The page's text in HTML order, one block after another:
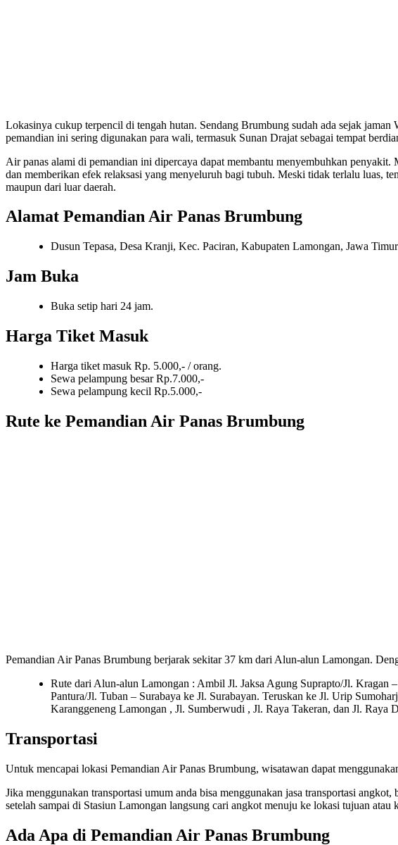
Lokasinya cukup terpencil di tengah hutan. Sendang Brumbung sudah ada sejak
pemandian ini sering digunakan para wali, termasuk Sunan Drajat sebagai tempat
Air panas alami di pemandian ini dipercaya dapat membantu menyembuhkan
dan memberikan efek relaksasi yang menyeluruh bagi tubuh. Meski tidak terlalu luas,
maupun dari luar daerah.
Alamat Pemandian Air Panas Brumbung
Dusun Tepasa, Desa Kranji, Kec. Paciran, Kabupaten Lamongan, Jawa
Jam Buka
Buka setip hari 24 jam.
Harga Tiket Masuk
Harga tiket masuk Rp. 5.000,- / orang.
Sewa pelampung besar Rp.7.000,-
Sewa pelampung kecil Rp.5.000,-
Rute ke Pemandian Air Panas Brumbung
Pemandian Air Panas Brumbung berjarak sekitar 37 km dari Alun-alun Lamongan.
Rute dari Alun-alun Lamongan : Ambil Jl. Jaksa Agung Suprapto/Jl. Kragan
Pantura/Jl. Tuban – Surabaya ke Jl. Surabayan. Teruskan ke Jl. Urip
Karanggeneng Lamongan , Jl. Sumberwudi , Jl. Raya Takeran, dan Jl. Raya
Transportasi
Untuk mencapai lokasi Pemandian Air Panas Brumbung, wisatawan dapat
Jika menggunakan transportasi umum anda bisa menggunakan jasa transportasi
setelah sampai di Stasiun Lamongan langsung cari angkot menuju ke lokasi tujuan atau
Ada Apa di Pemandian Air Panas Brumbung